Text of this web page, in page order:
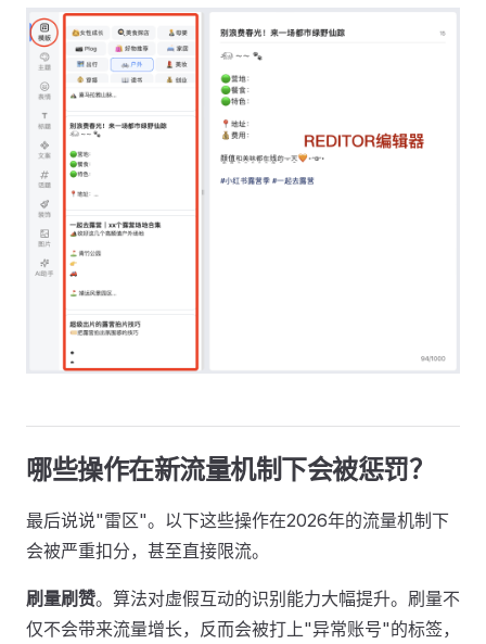
哪些操作在新流量机制下会被惩罚？
最后说说"雷区"。以下这些操作在2026年的流量机制下
会被严重扣分，甚至直接限流。
刷量刷赞。算法对虚假互动的识别能力大幅提升。刷量不
仅不会带来流量增长，反而会被打上"异常账号"的标签，